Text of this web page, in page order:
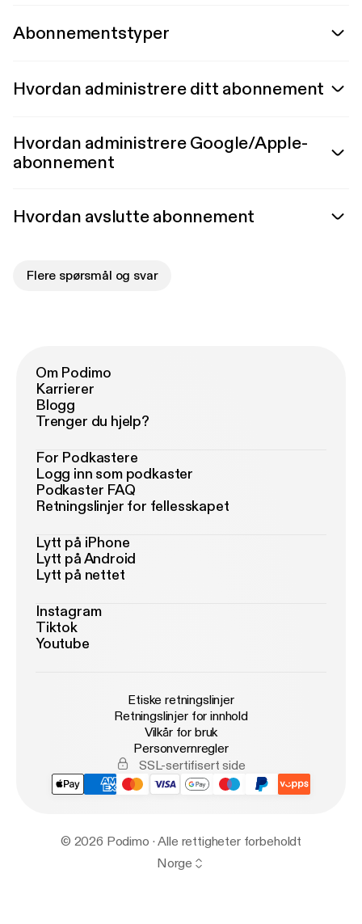
Abonnementstyper
Hvordan administrere ditt abonnement
Hvordan administrere Google/Apple-
abonnement
Hvordan avslutte abonnement
Flere spørsmål og svar
Om Podimo
Karrierer
Blogg
Trenger du hjelp?
For Podkastere
Logg inn som podkaster
Podkaster FAQ
Retningslinjer for fellesskapet
Lytt på iPhone
Lytt på Android
Lytt på nettet
Instagram
Tiktok
Youtube
Etiske retningslinjer
Retningslinjer for innhold
Vilkår for bruk
Personvernregler
SSL-sertifisert side
© 2026 Podimo · Alle rettigheter forbeholdt
Norge